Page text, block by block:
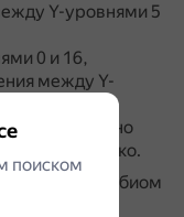
Y-уровнями 5
0 и 16,
между Y-
0 и 32, но
очень редко.
также важен биом
поиском